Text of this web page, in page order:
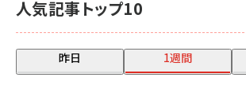
人気記事トップ10
昨日 1週間